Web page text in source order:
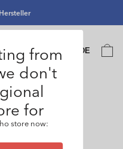
Sprache
DE
0
PAPER Plus
from
don't
for
store now: